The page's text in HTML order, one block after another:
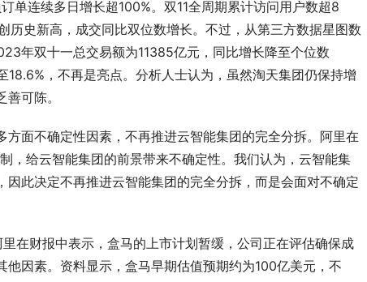
单连续多日增长超100%。双11全周期累计访问用户数超8
史新高，成交同比双位数增长。不过，从第三方数据星图数
年双十一总交易额为11385亿元，同比增长降至个位数
，不再是亮点。分析人士认为，虽然淘天集团仍保持增
可陈。
面不确定性因素，不再推进云智能集团的完全分拆。阿里在
，给云智能集团的前景带来不确定性。我们认为，云智能集
此决定不再推进云智能集团的完全分拆，而是会面对不确定
财报中表示，盒马的上市计划暂缓，公司正在评估确保成
因素。资料显示，盒马早期估值预期约为100亿美元，不